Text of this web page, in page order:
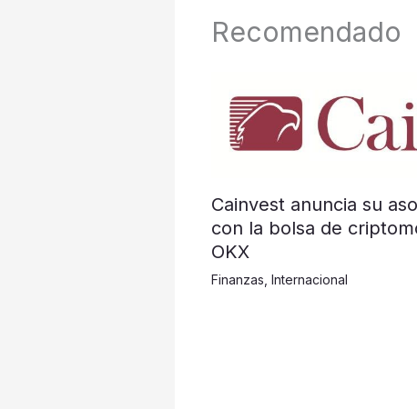
Recomendado
Cainvest anuncia su
con la bolsa de
OKX
Finanzas Internacional